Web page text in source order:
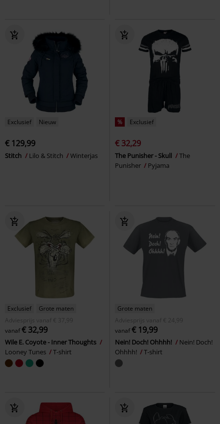
Exclusief Nieuw
€ 129,99
Stitch Lilo & Stitch Winterjas
% Exclusief
€ 32,29
The Punisher - Skull
The
Punisher
Pyjama
Exclusief
Grote maten
Adviesprijs
vanaf € 37,99
vanaf€ 32,99
Wile E. Coyote - Inner Thoughts
Looney Tunes
T-shirt
Grote maten
Adviesprijs
vanaf € 24,99
vanaf€ 19,99
Nein! Doch! Ohhhh!
Nein! Doch!
Ohhhh!
T-shirt